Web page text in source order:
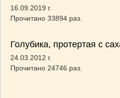
16.09.2019 г.
Прочитано 33894 раз.
Голубика, протертая с
24.03.2012 г.
Прочитано 24746 раз.